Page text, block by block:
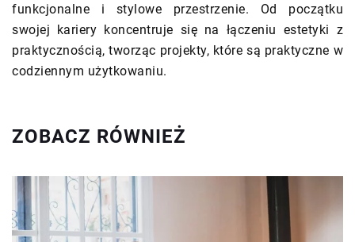
funkcjonalne i stylowe przestrzenie. Od początku
swojej kariery koncentruje się na łączeniu estetyki z
praktycznością, tworząc projekty, które są praktyczne w
codziennym użytkowaniu.
ZOBACZ RÓWNIEŻ